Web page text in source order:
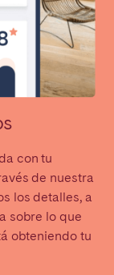
con tu
de nuestra
los detalles, a
sobre lo que
obteniendo tu